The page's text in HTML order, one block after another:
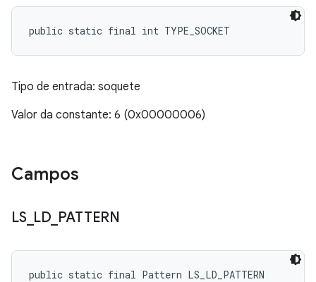
public static final int TYPE_SOCKET
Tipo de entrada: soquete
Valor da constante: 6 (0x00000006)
Campos
LS_ LD_ PATTERN
public static final Pattern LS_LD_PATTERN